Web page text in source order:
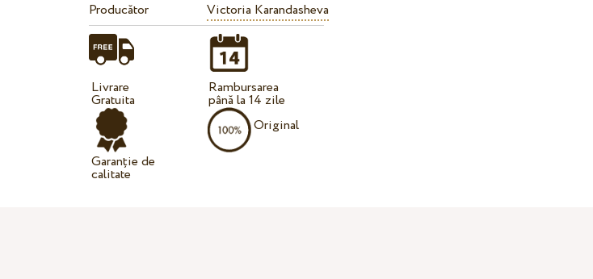
Producător
Victoria Karandasheva
Livrare
Gratuita
Garanție de
calitate
Rambursarea
până la 14 zile
Original